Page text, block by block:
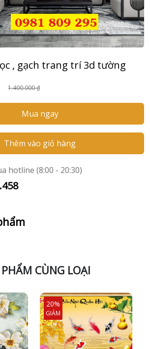
, gạch trang trí 3d tường
1.400.000 ₫
Mua ngay
Thêm vào giỏ hàng
hotline (8:00 - 20:30)
CÙNG LOẠI
20%
GIẢM